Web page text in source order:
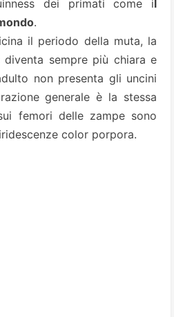
dei primati come il
.
il periodo della muta, la
sempre più chiara e
non presenta gli uncini
generale è la stessa
femori delle zampe sono
color porpora.